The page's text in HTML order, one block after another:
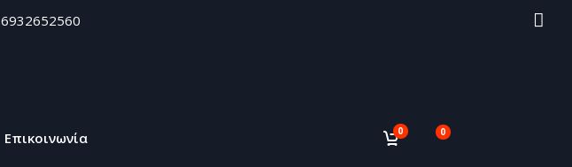
6932652560
Επικοινωνία 0 0